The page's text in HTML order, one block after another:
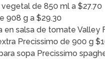
de 850 ml a $27.70
908 g a $29.30
en salsa de tomate Valley
Precissimo de 900 g
sopa Precissimo